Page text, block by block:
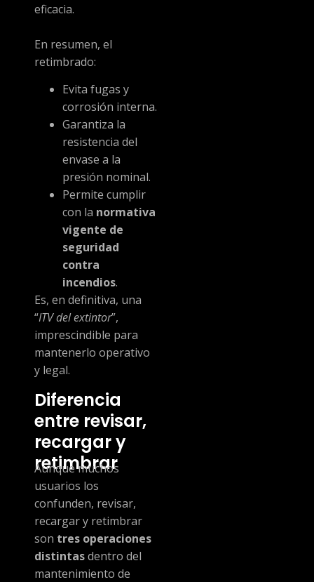
eficacia.
En resumen, el
retimbrado:
Evita fugas y
corrosión interna.
Garantiza la
resistencia del
envase a la
presión nominal.
Permite cumplir
con la normativa
vigente de
seguridad
contra
incendios.
Es, en definitiva, una
“ITV del extintor”,
imprescindible para
mantenerlo operativo
y legal.
Diferencia
entre revisar,
recargar y
retimbrar
Aunque muchos
usuarios los
confunden, revisar,
recargar y retimbrar
son tres operaciones
distintasdentro del
mantenimiento de